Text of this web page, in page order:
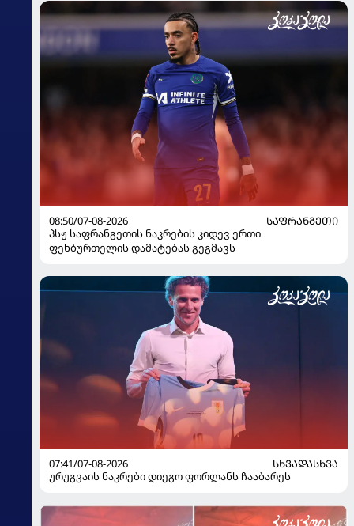
08:50/07-08-2026
ᲡᲐᲤᲠᲐᲜᲒᲔᲗᲘ
პსჟ საფრანგეთის ნაკრების კიდევ ერთი
ფეხბურთელის დამატებას გეგმავს
07:41/07-08-2026
ᲡᲮᲕᲐᲓᲐᲡᲮᲕᲐ
ურუგვაის ნაკრები დიეგო ფორლანს ჩააბარეს